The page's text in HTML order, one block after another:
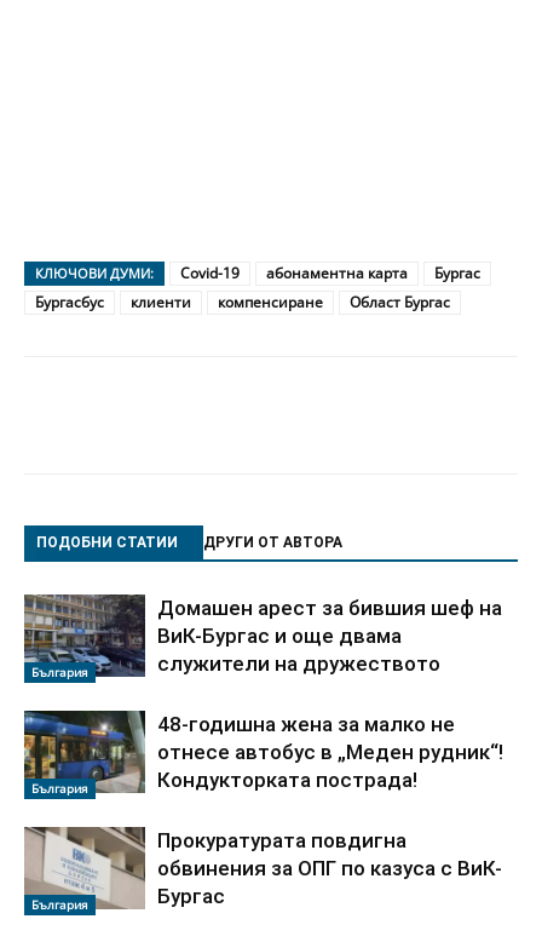
КЛЮЧОВИ ДУМИ: Covid-19 абонаментна карта
Бургас
Бургасбус
клиенти компенсиране Област Бургас
ПОДОБНИ СТАТИИ ДРУГИ ОТ АВТОРА
България
Домашен арест за бившия шеф на
ВиК-Бургас и още двама
служители на дружеството
България
48-годишна жена за малко не
отнесе автобус в „Меден рудник“!
Кондукторката пострада!
България
Прокуратурата повдигна
обвинения за ОПГ по казуса с ВиК-
Бургас